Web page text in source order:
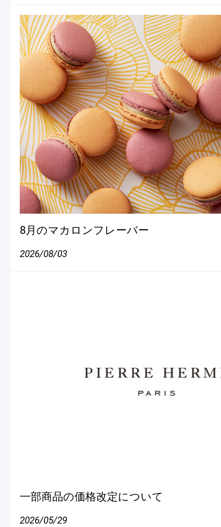
Journal & Informations
フルーツとヨーグルトのマカ
ロン
「ヴルーテ」販売のお知らせ
＜麻布台ヒ
催事出店の
ピエール・エルメ・パリ
Nos adresses
ログイン
8月のマカロンフレーバー
2026/08/03
一部商品の価格改定について
2026/05/29